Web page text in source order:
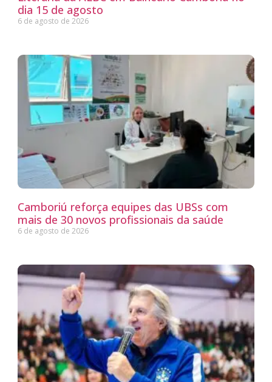
dia 15 de agosto
6 de agosto de 2026
Camboriú reforça equipes das UBSs com
mais de 30 novos profissionais da saúde
6 de agosto de 2026